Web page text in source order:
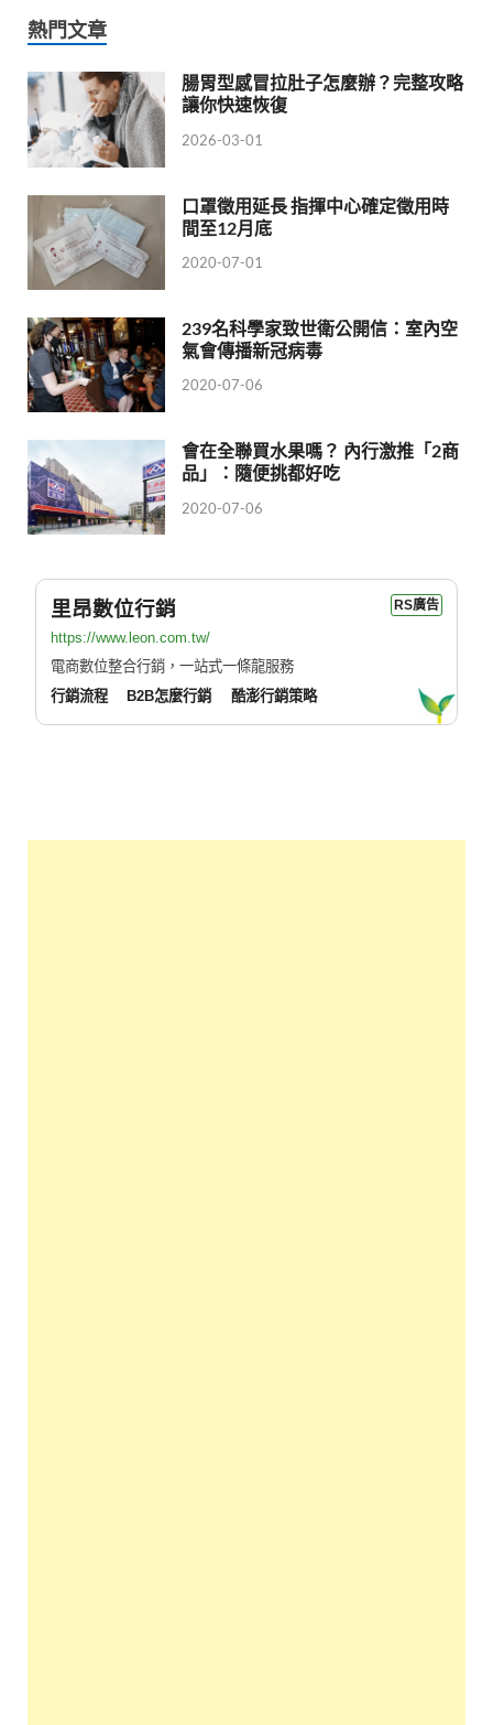
熱門文章
腸胃型感冒拉肚子怎麼辦？完整攻略
讓你快速恢復
2026-03-01
口罩徵用延長 指揮中心確定徵用時
間至12月底
2020-07-01
239名科學家致世衛公開信：室內空
氣會傳播新冠病毒
2020-07-06
會在全聯買水果嗎？ 內行激推「2商
品」：隨便挑都好吃
2020-07-06
里昂數位行銷 RS廣告
https://www.leon.com.tw/
電商數位整合行銷，一站式一條龍服務
行銷流程
B2B怎麼行銷 酷澎行銷策略